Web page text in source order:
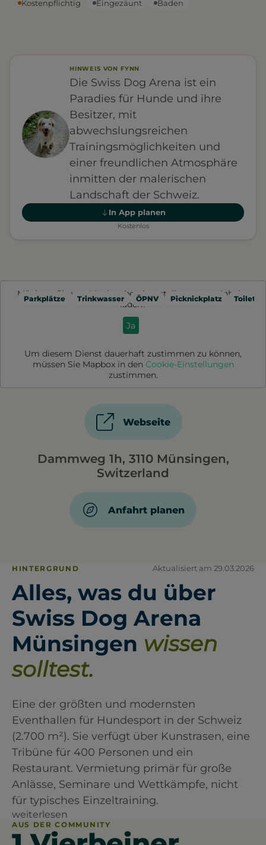
Kostenpflichtig
Eingezäunt Baden
HINWEIS VON FYNN
Die Swiss Dog Arena ist ein
Paradies für Hunde und ihre
Besitzer, mit
abwechslungsreichen
Trainingsmöglichkeiten und
einer freundlichen Atmosphäre
inmitten der malerischen
Landschaft der Schweiz.
In App planen
Kostenlos
Parkplätze Trinkwasser ÖPNV Picknickplatz
Möchten Sie von Mapbox
bereitgestellte externe Inhalte
laden?
Ja
Um diesem Dienst dauerhaft zustimmen zu können,
müssen Sie Mapboxin den Cookie-Einstellungen
zustimmen.
Webseite
Dammweg 1h, 3110 Münsingen,
Switzerland
Anfahrt planen
HINTERGRUND Aktualisiert am 29.03.2026
Alles, was du über
Swiss Dog Arena
Münsingen wissen
solltest.
Eine der größten und modernsten
Eventhallen für Hundesport in der Schweiz
(2.700 m²). Sie verfügt über Kunstrasen, eine
Tribüne für 400 Personen und ein
Restaurant. Vermietung primär für große
Anlässe, Seminare und Wettkämpfe, nicht
für typisches Einzeltraining.
weiterlesen
AUS DER COMMUNITY